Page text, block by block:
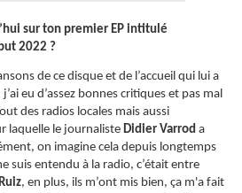
sur ton premier EP intitulé
2022 ?
de ce disque et de l’accueil qui lui a
eu d’assez bonnes critiques et pas mal
des radios locales mais aussi
laquelle le journalisteDidier Varrod a
on imagine cela depuis longtemps
suis entendu à la radio, c’était entre
, en plus, ils m’ont mis bien, ça m'a fait